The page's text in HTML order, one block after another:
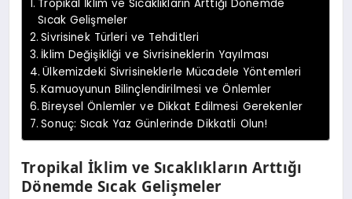
Tropikal İklim ve Sıcaklıkların Arttığı Dönemde
Sıcak Gelişmeler
Sivrisinek Türleri ve Tehditleri
İklim Değişikliği ve Sivrisineklerin Yayılması
Ülkemizdeki Sivrisineklerle Mücadele Yöntemleri
Kamuoyunun Bilinçlendirilmesi ve Önlemler
Bireysel Önlemler ve Dikkat Edilmesi Gerekenler
Sonuç: Sıcak Yaz Günlerinde Dikkatli Olun!
Tropikal İklim ve Sıcaklıkların Arttığı
Dönemde Sıcak Gelişmeler